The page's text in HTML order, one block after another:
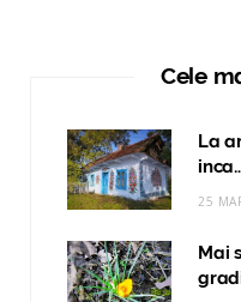
Cele
La
25
Mai